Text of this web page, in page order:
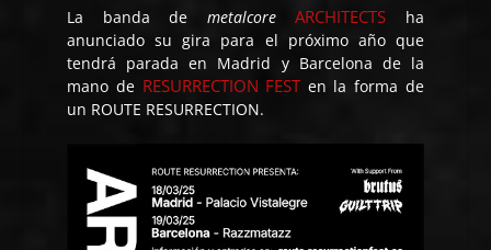
La banda de metalcore ARCHITECTS ha
anunciado su gira para el próximo año que
tendrá parada en Madrid y Barcelona de la
mano de RESURRECTION FEST en la forma de
un ROUTE RESURRECTION.